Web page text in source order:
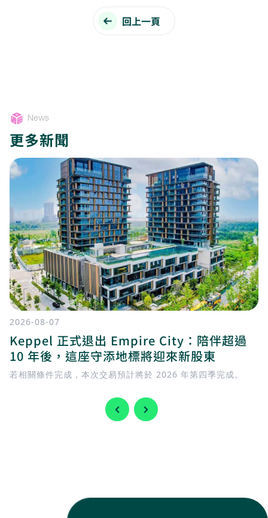
回上一頁
News
更多新聞
2026-08-07
Keppel 正式退出 Empire City：陪伴超過
10 年後，這座守添地標將迎來新股東
若相關條件完成，本次交易預計將於 2026 年第四季完成。